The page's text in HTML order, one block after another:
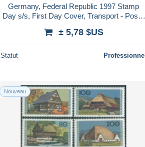
Germany, Federal Republic 1997 Stamp
Day s/s, First Day Cover, Transport - Post -
± 5,78 $US
Statut Professionnel
Nouveau